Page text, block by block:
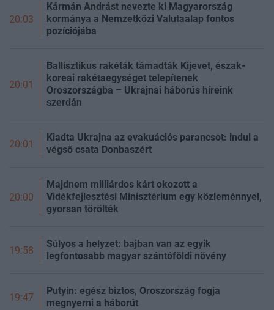
20:03
Kármán Andrást nevezte ki Magyarország
kormánya a Nemzetközi Valutaalap fontos
pozíciójába
20:01
Ballisztikus rakéták támadták Kijevet, észak-
koreai rakétaegységet telepítenek
Oroszországba – Ukrajnai háborús híreink
szerdán
20:01
Kiadta Ukrajna az evakuációs parancsot: indul a
végső csata Donbaszért
20:00
Majdnem milliárdos kárt okozott a
Vidékfejlesztési Minisztérium egy közleménnyel,
gyorsan törölték
19:58
Súlyos a helyzet: bajban van az egyik
legfontosabb magyar szántóföldi növény
19:47
Putyin: egész biztos, Oroszország fogja
megnyerni a háborút